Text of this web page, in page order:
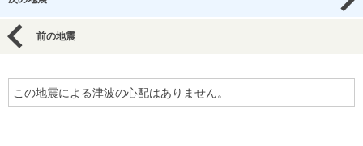
前の地震
この地震による津波の心配はありません。